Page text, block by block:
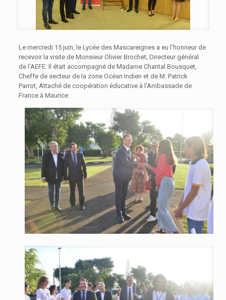
Le mercredi 15 juin, le Lycée des Mascareignes a eu l’honneur de
recevoir la visite de Monsieur Olivier Brochet, Directeur général
de l’AEFE. Il était accompagné de Madame Chantal Bousquet,
Cheffe de secteur de la zone Océan Indien et de M. Patrick
Parrot, Attaché de coopération éducative à l’Ambassade de
France à Maurice.